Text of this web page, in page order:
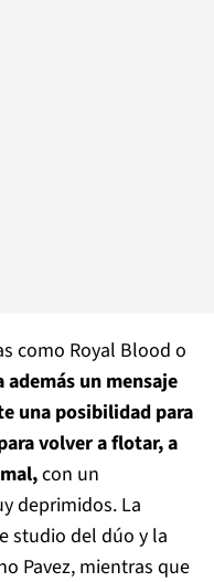
como Royal Blood o
además un mensaje
una posibilidad para
volver a flotar, a
con un
deprimidos. La
studio del dúo y la
Pavez, mientras que